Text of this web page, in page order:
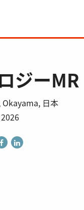
ジー
日本
shareshare